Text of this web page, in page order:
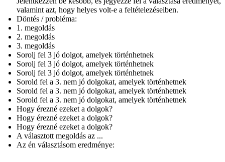
valamint azt, hogy helyes volt-e a feltételezéseiben.
Döntés / probléma:
1. megoldás
2. megoldás
3. megoldás
Sorolj fel 3 jó dolgot, amelyek történhetnek
Sorolj fel 3 jó dolgot, amelyek történhetnek
Sorolj fel 3 jó dolgot, amelyek történhetnek
Sorold fel a 3. nem jó dolgokat, amelyek történhetnek
Sorold fel a 3. nem jó dolgokat, amelyek történhetnek
Sorold fel a 3. nem jó dolgokat, amelyek történhetnek
Hogy érezné ezeket a dolgok?
Hogy érezné ezeket a dolgok?
Hogy érezné ezeket a dolgok?
A választott megoldás az ...
Az én választásom eredménye: